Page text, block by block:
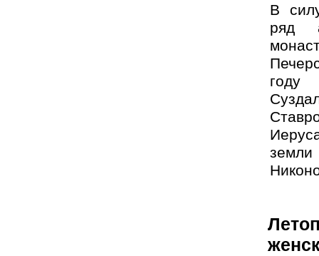
В
ряд
году